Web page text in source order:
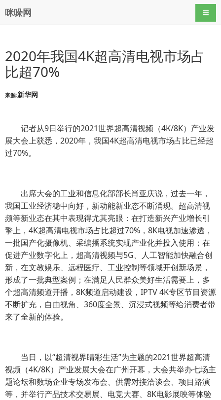
咪哚网 导航
2020年我国4K超高清电视市场占
比超70%
来源:新华网
记者从9日举行的2021世界超高清视频（4K/8K）产业发
展大会上获悉，2020年，我国4K超高清电视市场占比已经超
过70%。
出席大会的工业和信息化部部长肖亚庆说，过去一年，
我国工业经济稳中向好，新动能新业态不断涌现。超高清视
频等新业态在其中表现得尤其亮眼：在打造新兴产业增长引
擎上，4K超高清电视市场占比超过70%，8K电视加速渗透，
一批国产化摄像机、采编播系统实现产业化并投入使用；在
促进产业数字化上，超高清视频与5G、人工智能加快融合创
新，在文教娱乐、远程医疗、工业控制等领域开创新场景，
形成了一批典型案例；在满足人民群众美好生活需要上，多
个超高清频道开播，8K频道启动建设，IPTV 4K专区节目资源
不断扩充，自由视角、360度全景、沉浸式视频等给消费者带
来了全新的体验。
当日，以“超清视界睛彩生活”为主题的2021世界超高清
视频（4K/8K）产业发展大会在广州开幕，大会共举办七场主
题论坛和数场企业专场发布会、供需对接洽谈会、项目路演
等，并举行产品技术交易展、电竞大赛、8K电影展映等体验